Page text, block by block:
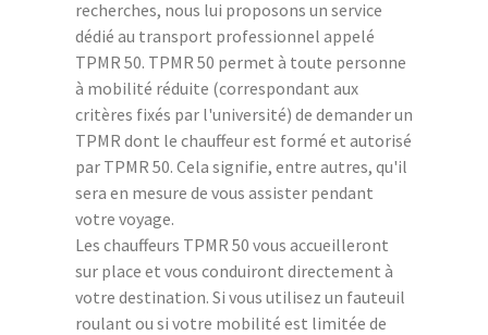
recherches, nous lui proposons un service
dédié au transport professionnel appelé
TPMR 50. TPMR 50 permet à toute personne
à mobilité réduite (correspondant aux
critères fixés par l'université) de demander un
TPMR dont le chauffeur est formé et autorisé
par TPMR 50. Cela signifie, entre autres, qu'il
sera en mesure de vous assister pendant
votre voyage.
Les chauffeurs TPMR 50 vous accueilleront
sur place et vous conduiront directement à
votre destination. Si vous utilisez un fauteuil
roulant ou si votre mobilité est limitée de